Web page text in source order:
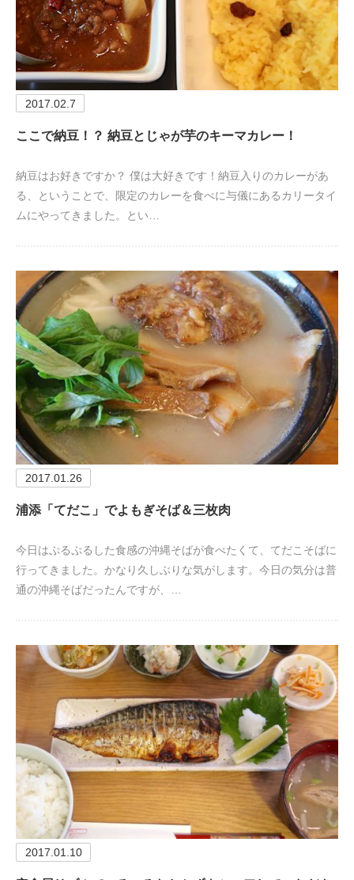
2017.02.7
ここで納豆！？ 納豆とじゃが芋のキーマカレー！
納豆はお好きですか？ 僕は大好きです！納豆入りのカレーがあ
る、ということで、限定のカレーを食べに与儀にあるカリータイ
ムにやってきました。とい…
2017.01.26
浦添「てだこ」でよもぎそば＆三枚肉
今日はぷるぷるした食感の沖縄そばが食べたくて、てだこそばに
行ってきました。かなり久しぶりな気がします。今日の気分は普
通の沖縄そばだったんですが、…
2017.01.10